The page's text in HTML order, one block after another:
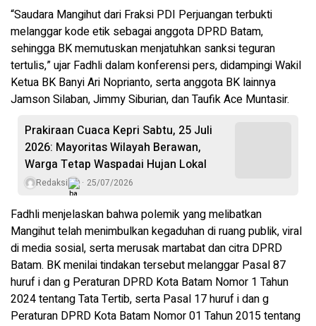
“Saudara Mangihut dari Fraksi PDI Perjuangan terbukti
melanggar kode etik sebagai anggota DPRD Batam,
sehingga BK memutuskan menjatuhkan sanksi teguran
tertulis,” ujar Fadhli dalam konferensi pers, didampingi Wakil
Ketua BK Banyi Ari Noprianto, serta anggota BK lainnya
Jamson Silaban, Jimmy Siburian, dan Taufik Ace Muntasir.
Prakiraan Cuaca Kepri Sabtu, 25 Juli
2026: Mayoritas Wilayah Berawan,
Warga Tetap Waspadai Hujan Lokal
Redaksi 25/07/2026
Fadhli menjelaskan bahwa polemik yang melibatkan
Mangihut telah menimbulkan kegaduhan di ruang publik, viral
di media sosial, serta merusak martabat dan citra DPRD
Batam. BK menilai tindakan tersebut melanggar Pasal 87
huruf i dan g Peraturan DPRD Kota Batam Nomor 1 Tahun
2024 tentang Tata Tertib, serta Pasal 17 huruf i dan g
Peraturan DPRD Kota Batam Nomor 01 Tahun 2015 tentang